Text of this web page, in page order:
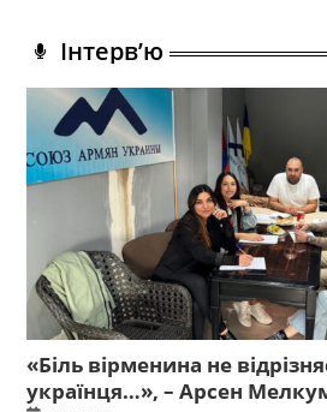
Інтерв’ю
«Біль вірменина не
українця…», – Арсен